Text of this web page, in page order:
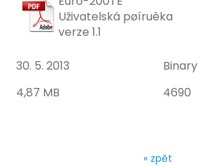
Uživatelská pøíruèka
verze 1.1
30. 5. 2013
Binary
4,87 MB
4690
« zpět